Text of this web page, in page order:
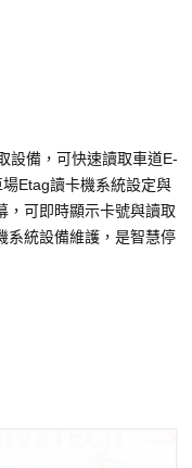
設備，可快速讀取車道E-
Etag讀卡機系統設定與
，可即時顯示卡號與讀取
系統設備維護，是智慧停